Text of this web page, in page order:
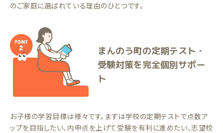
のご家庭に選ばれている理由のひとつです。
まんのう町の定期テスト・
受験対策を完全個別サポー
ト
お子様の学習目標は様々です。まずは学校の定期テストで点数ア
ップを目指したい、内申点を上げて受験を有利に進めたい、志望校